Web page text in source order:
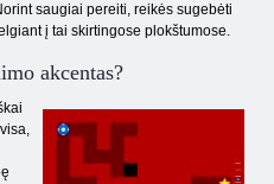
saugiai pereiti, reikės sugebėti
į tai skirtingose ​​plokštumose.
akcentas?